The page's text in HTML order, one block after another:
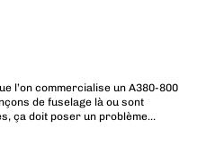
l’on commercialise un A380-800
de fuselage là ou sont
ça doit poser un problème…